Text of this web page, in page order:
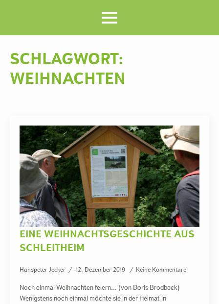
SCHLAGWORT:
WEIHNACHTEN
EINE WEIHNACHTSGESCHICHTE AUS
SCHLEITHEIM
Hanspeter Jecker 12. Dezember 2019 Keine Kommentare
Noch einmal Weihnachten feiern… (von Doris Brodbeck)
Wenigstens noch einmal möchte sie in der Heimat in